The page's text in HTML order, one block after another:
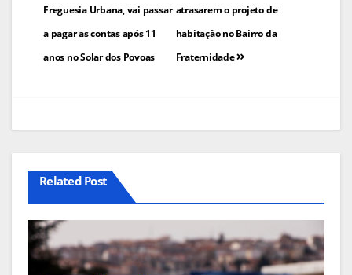
atrasarem o projeto de
habitação no Bairro da
Fraternidade
Freguesia Urbana, vai passar
a pagar as contas após 11
anos no Solar dos Povoas
Related Post